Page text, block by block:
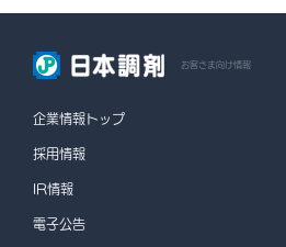
お客さま向け情報
企業情報トップ
採用情報
IR情報
電子公告